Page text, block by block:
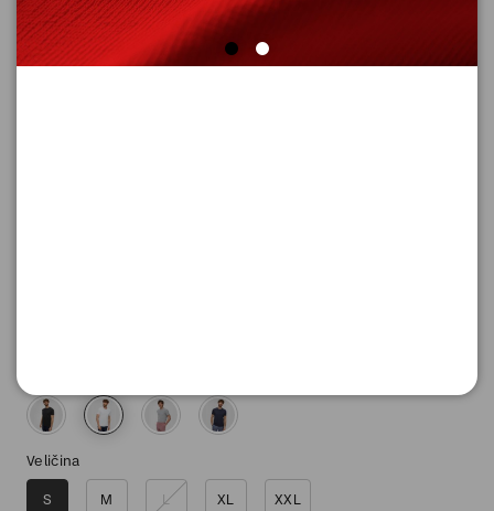
Veličina
S M L XL XXL